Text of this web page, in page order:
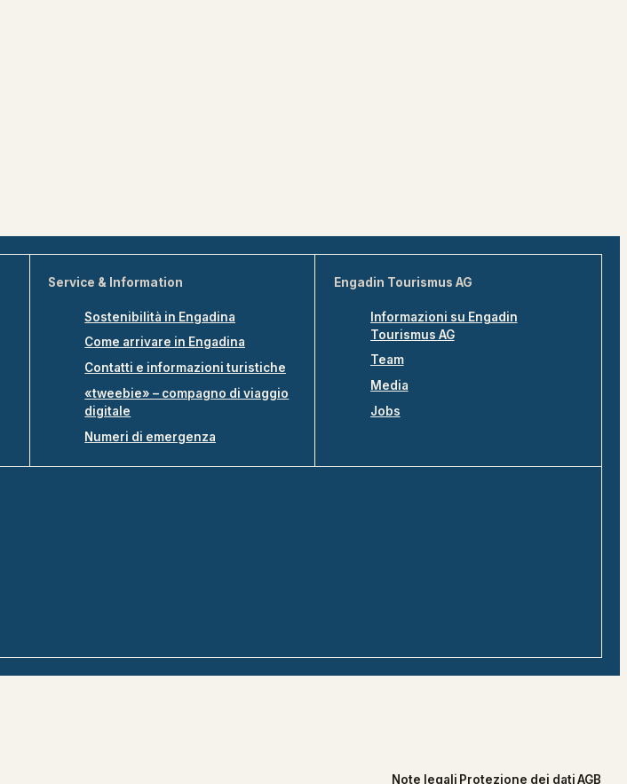
Service & Information
Sostenibilità in Engadina
Come arrivare in Engadina
Contatti e informazioni turistiche
«tweebie» – compagno di viaggio
digitale
Numeri di emergenza
Engadin Tourismus AG
Informazioni su Engadin
Tourismus AG
Team
Media
Jobs
Note legali Protezione dei datiAGB